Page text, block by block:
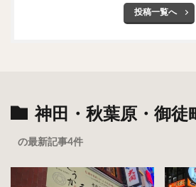
投稿一覧へ
神田・秋葉原・御徒
の最新記事4件